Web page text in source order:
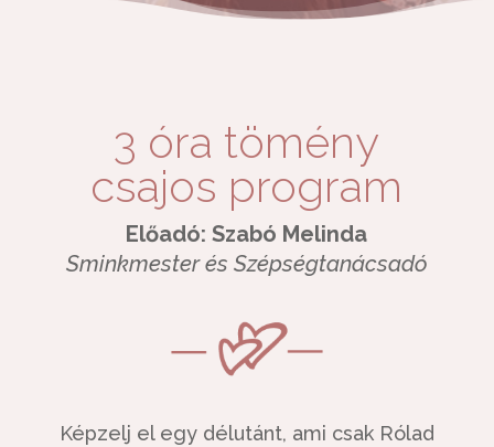
3 óra tömény
csajos program
Előadó: Szabó Melinda
Sminkmester és Szépségtanácsadó
Képzelj el egy délutánt, ami csak Rólad